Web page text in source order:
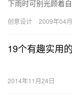
下雨时可别光顾着
创意设计 2009年04
19个有趣实用
2014年11月24日